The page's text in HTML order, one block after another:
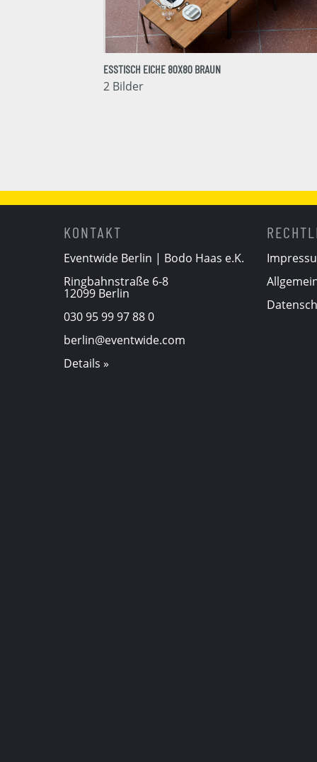
ESSTISCH EICHE 80X80 BRAUN
2 Bilder
KONTAKT
Eventwide Berlin | Bodo Haas e.K.
Ringbahnstraße 6-8
12099 Berlin
030 95 99 97 88 0
berlin@eventwide.com
Details »